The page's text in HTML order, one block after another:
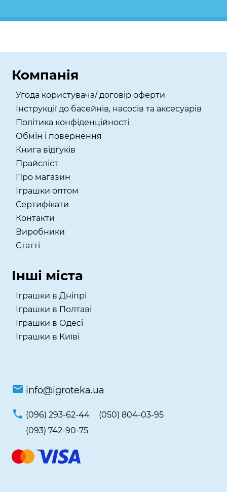
Компанія
Угода користувача/ договір оферти
Інструкції до басейнів, насосів та аксесуарів
Політика конфіденційності
Обмін і повернення
Книга відгуків
Прайсліст
Про магазин
Іграшки оптом
Сертифікати
Контакти
Виробники
Статті
Інші міста
Іграшки в Дніпрі
Іграшки в Полтаві
Іграшки в Одесі
Іграшки в Київі
info@igroteka.ua
(096) 293-62-44
(050) 804-03-95
(093) 742-90-75